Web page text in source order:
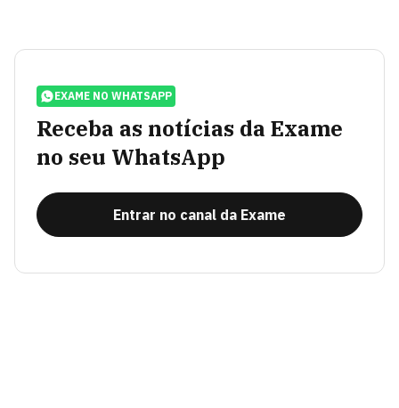
EXAME NO WHATSAPP
Receba as notícias da Exame
no seu WhatsApp
Entrar no canal da Exame